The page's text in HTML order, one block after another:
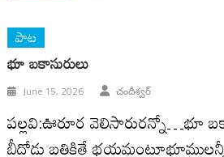
పాట
భూ బకాసురులు
June 15, 2026 చందీశ్వర్
పల్లవి:ఊరూర వెలిసారురన్నో…భూ
బీదోడు బతికితే